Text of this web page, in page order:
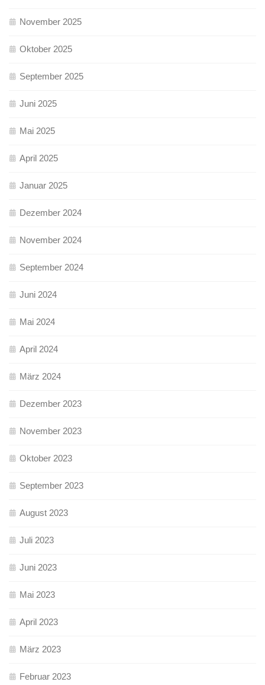
November 2025
Oktober 2025
September 2025
Juni 2025
Mai 2025
April 2025
Januar 2025
Dezember 2024
November 2024
September 2024
Juni 2024
Mai 2024
April 2024
März 2024
Dezember 2023
November 2023
Oktober 2023
September 2023
August 2023
Juli 2023
Juni 2023
Mai 2023
April 2023
März 2023
Februar 2023